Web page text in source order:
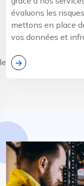
évaluons les
mettons en place
vos données et